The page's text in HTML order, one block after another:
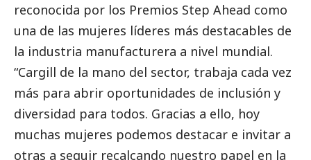
reconocida por los Premios Step Ahead como
una de las mujeres líderes más destacables de
la industria manufacturera a nivel mundial.
“Cargill de la mano del sector, trabaja cada vez
más para abrir oportunidades de inclusión y
diversidad para todos. Gracias a ello, hoy
muchas mujeres podemos destacar e invitar a
otras a seguir recalcando nuestro papel en la